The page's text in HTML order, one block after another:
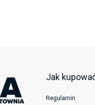
Jak
Regulamin